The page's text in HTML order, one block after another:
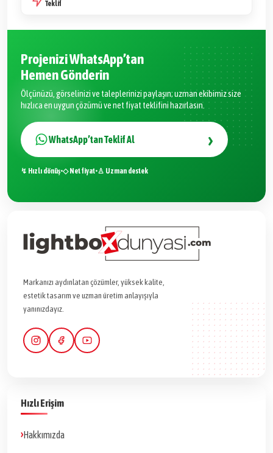
Teklif
Projenizi WhatsApp’tan
Hemen Gönderin
Ölçünüzü, görselinizi ve taleplerinizi paylaşın; uzman ekibimiz size
hızlıca en uygun çözümü ve net fiyat teklifini hazırlasın.
WhatsApp’tan Teklif Al ›
↯ Hızlı dönüş•◇ Net fiyat•♙ Uzman destek
Markanızı aydınlatan çözümler, yüksek kalite,
estetik tasarım ve uzman üretim anlayışıyla
yanınızdayız.
Hızlı Erişim
Hakkımızda